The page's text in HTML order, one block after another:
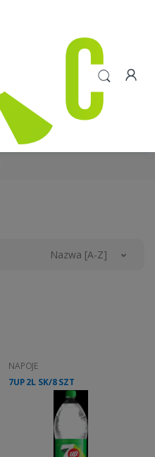
Nazwa [A-Z]
NAPOJE
7UP 2L SK/8 SZT